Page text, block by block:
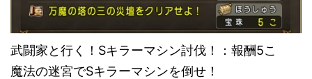
武闘家と行く！Sキラーマシン討伐！：報酬5こ
魔法の迷宮でSキラーマシンを倒せ！